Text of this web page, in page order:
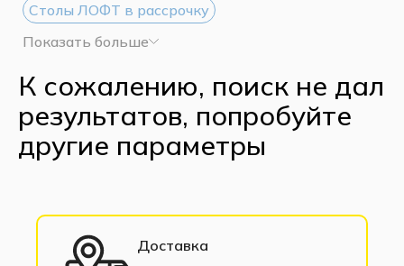
Столы ЛОФТ в рассрочку
Светлые столы ЛОФТ
Круглые столы ЛОФТ
Квадратные столы ЛОФТ
Показать больше
К сожалению, поиск не дал
результатов, попробуйте
другие параметры
Доставка